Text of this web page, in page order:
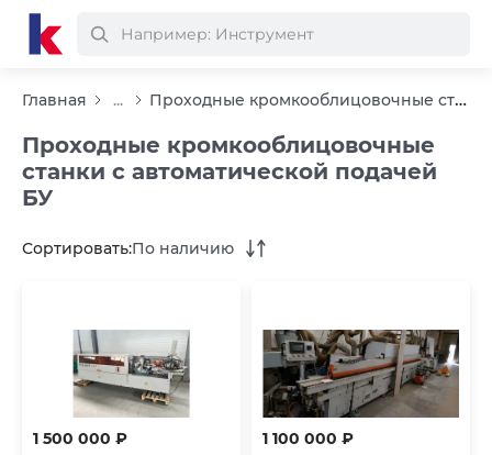
Главная ... Проходные кромкооблицовочные станки с автоматической подачей БУ
Проходные кромкооблицовочные
станки с автоматической подачей
БУ
Сортировать:По наличию
1 500 000 ₽ 1 100 000 ₽